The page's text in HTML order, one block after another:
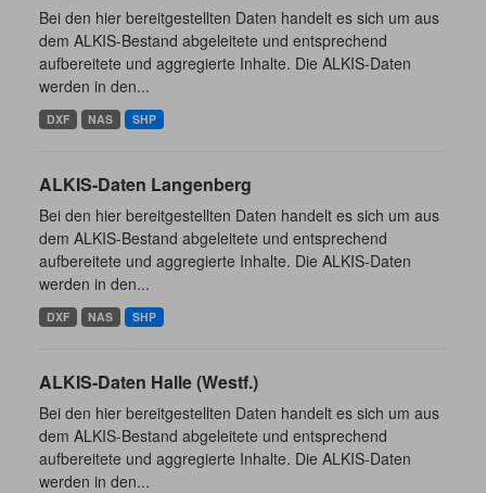
Bei den hier bereitgestellten Daten handelt es sich um aus
dem ALKIS-Bestand abgeleitete und entsprechend
aufbereitete und aggregierte Inhalte. Die ALKIS-Daten
werden in den...
DXF NAS SHP
ALKIS-Daten Langenberg
Bei den hier bereitgestellten Daten handelt es sich um aus
dem ALKIS-Bestand abgeleitete und entsprechend
aufbereitete und aggregierte Inhalte. Die ALKIS-Daten
werden in den...
DXF NAS SHP
ALKIS-Daten Halle (Westf.)
Bei den hier bereitgestellten Daten handelt es sich um aus
dem ALKIS-Bestand abgeleitete und entsprechend
aufbereitete und aggregierte Inhalte. Die ALKIS-Daten
werden in den...